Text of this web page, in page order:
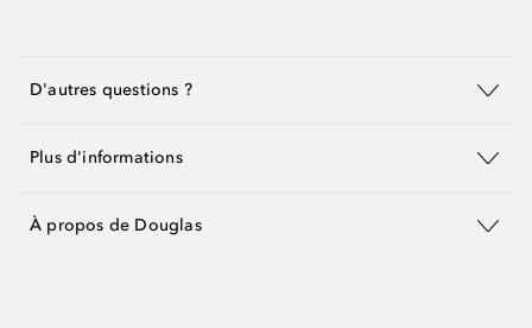
D'autres questions ?
Plus d'informations
À propos de Douglas